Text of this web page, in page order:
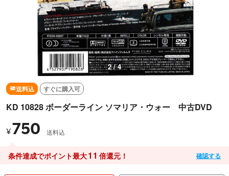
3 / 4
送料込 すぐに購入可
KD 10828 ボーダーライン ソマリア・ウォー 中古DVD
¥750 送料込
条件達成でポイント最大11 倍還元！ 確認する